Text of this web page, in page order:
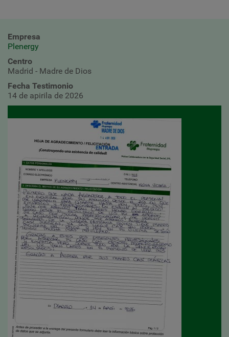
Empresa
Plenergy
Centro
Madrid - Madre de Dios
Fecha Testimonio
14 de apirila de 2026